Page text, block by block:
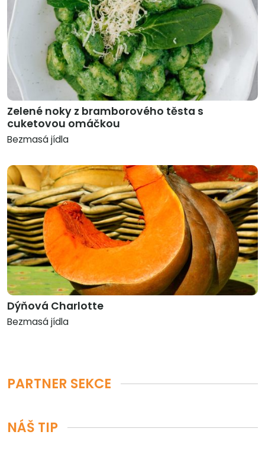
Zelené noky z bramborového těsta s
cuketovou omáčkou
Bezmasá jídla
Dýňová Charlotte
Bezmasá jídla
PARTNER SEKCE
NÁŠ TIP